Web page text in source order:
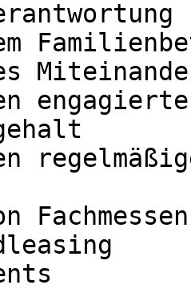
Fachmessen